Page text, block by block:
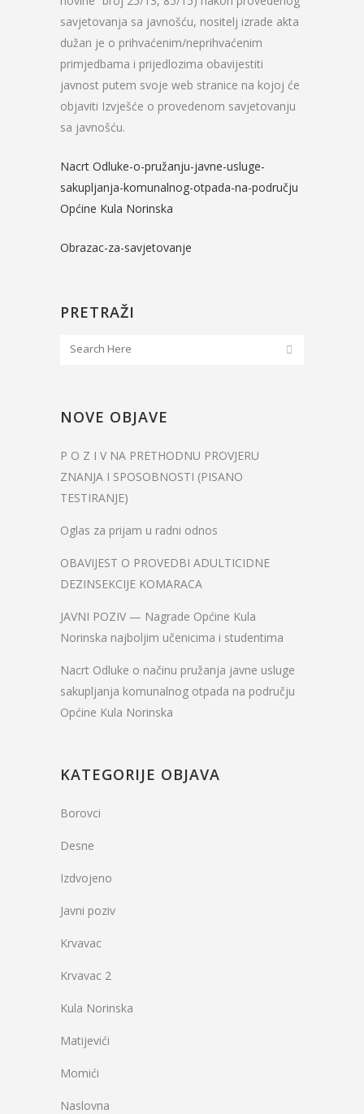
savjetovanja sa javnošću, nositelj izrade akta
dužan je o prihvaćenim/neprihvaćenim
primjedbama i prijedlozima obavijestiti
javnost putem svoje web stranice na kojoj će
objaviti Izvješće o provedenom savjetovanju
sa javnošću.
Nacrt Odluke-o-pružanju-javne-usluge-
sakupljanja-komunalnog-otpada-na-području
Općine Kula Norinska
Obrazac-za-savjetovanje
PRETRAŽI
NOVE OBJAVE
P O Z I V NA PRETHODNU PROVJERU
ZNANJA I SPOSOBNOSTI (PISANO
TESTIRANJE)
Oglas za prijam u radni odnos
OBAVIJEST O PROVEDBI ADULTICIDNE
DEZINSEKCIJE KOMARACA
JAVNI POZIV — Nagrade Općine Kula
Norinska najboljim učenicima i studentima
Nacrt Odluke o načinu pružanja javne usluge
sakupljanja komunalnog otpada na području
Općine Kula Norinska
KATEGORIJE OBJAVA
Borovci
Desne
Izdvojeno
Javni poziv
Krvavac
Krvavac 2
Kula Norinska
Matijevići
Momići
Naslovna